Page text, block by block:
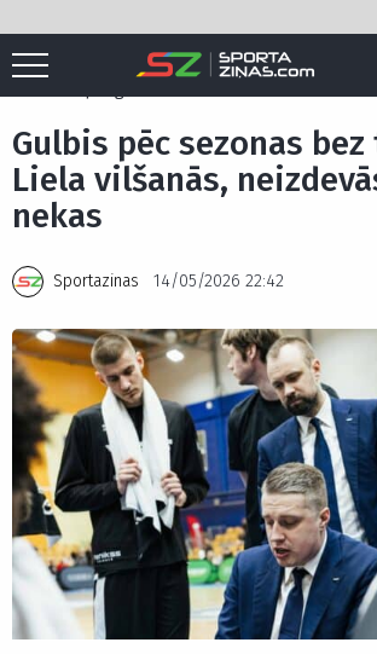
Sākums Basketbols / Gulbis pēc sezonas bez
Gulbis pēc sezonas
Liela vilšanās,
nekas
Sportazinas 14/05/2026 22:42